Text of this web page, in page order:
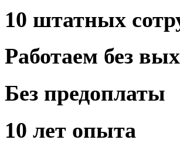
10 штатных
Работаем без
Без предоплаты
10 лет опыта